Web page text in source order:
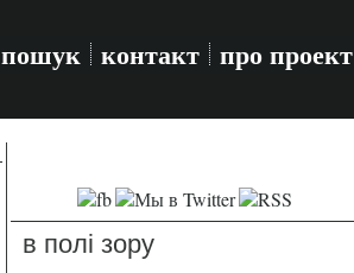
пошук контакт про проект
в полі зору